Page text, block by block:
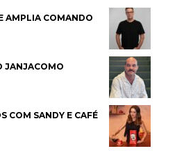
AMPLIA COMANDO
JANJACOMO
COM SANDY E CAFÉ